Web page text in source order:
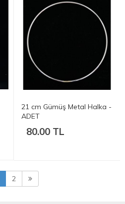
21 cm Gümüş Metal Halka -
ADET
80.00 TL
2